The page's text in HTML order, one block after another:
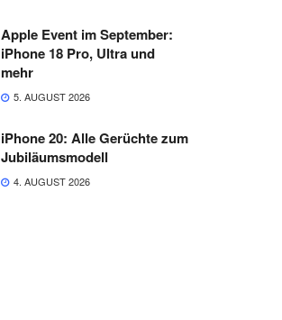
Apple Event im September:
iPhone 18 Pro, Ultra und
mehr
5. AUGUST 2026
iPhone 20: Alle Gerüchte zum
Jubiläumsmodell
4. AUGUST 2026